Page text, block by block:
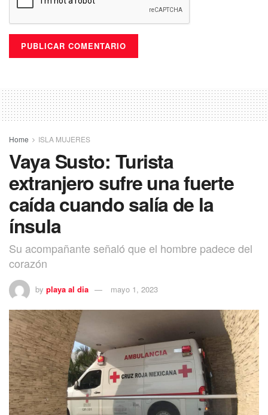
Home ISLA MUJERES
Vaya Susto: Turista
extranjero sufre una fuerte
caída cuando salía de la
ínsula
Su acompañante señaló que el hombre padece del
corazón
by playa al dia mayo 1, 2023